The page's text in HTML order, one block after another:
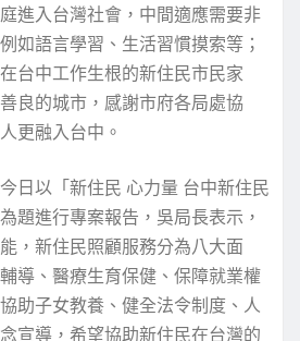
進入台灣社會，中間適應需要非
如語言學習、生活習慣摸索等；
台中工作生根的新住民市民家
良的城市，感謝市府各局處協
更融入台中。
日以「新住民 心力量 台中新住民
題進行專案報告，吳局長表示，
，新住民照顧服務分為八大面
導、醫療生育保健、保障就業權
助子女教養、健全法令制度、人
宣導，希望協助新住民在台灣的